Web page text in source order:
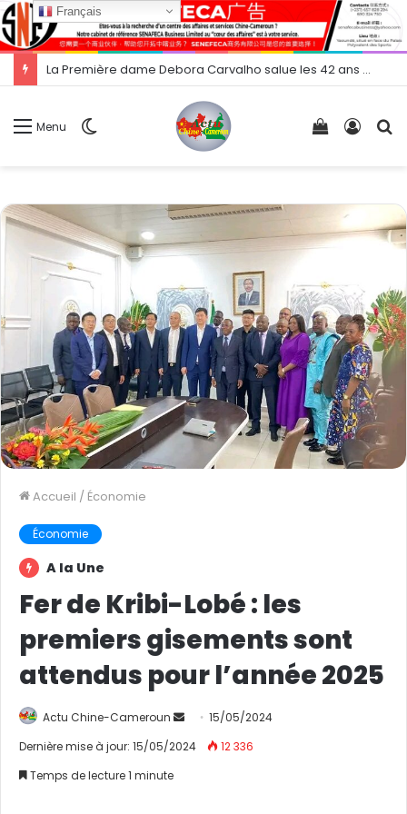
La Première dame Debora Carvalho salue les 42 ans de mission médicale chinoise au Cap-Vert
Menu
Voir
Accueil / Économie
Économie
A la Une
Fer de Kribi-Lobé : les
premiers gisements sont
attendus pour l’année 2025
Actu Chine-Cameroun
n
15/05/2024
Dernière mise à jour: 15/05/2024
12 336
Temps de lecture 1 minute
Français